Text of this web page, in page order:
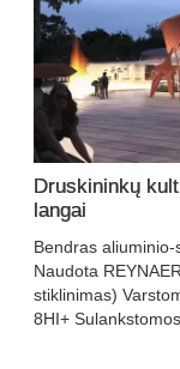
Druskininkų
langai
Bendras aliuminio-
Naudota
stiklinimas)
8HI+ Sulankstomos